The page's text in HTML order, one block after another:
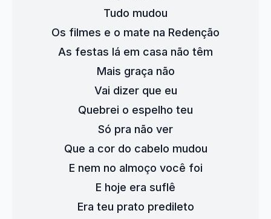
Tudo mudou
Os filmes e o mate na Redenção
As festas lá em casa não têm
Mais graça não
Vai dizer que eu
Quebrei o espelho teu
Só pra não ver
Que a cor do cabelo mudou
E nem no almoço você foi
E hoje era suflê
Era teu prato predileto